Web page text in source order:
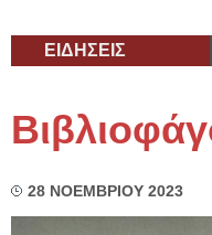
ΕΙΔΗΣΕΙΣ
28 ΝΟΕΜΒΡΙΟΥ 2023